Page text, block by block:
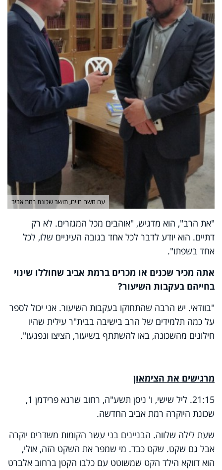
עם משה חיים, תושב שכונת רמת אביב
"את הרב", הוא מדגיש, "אוהבים מכל המגזרים. לא רק
דתיים. הוא יודע לדבר לכל אחד בגובה העיניים שלו, לכל
אחד בשפתו".
אתה מכיר שכנים או מכרים ברמת אביב שחוללו שינוי
בחייהם בעקבות השיעור?
"בוודאי. יש הרבה שהתחזקו בעקבות השיעור. אני יכול לספר
על כמה תלמידים של הרב בישיבה בבית"ר עילית שהיו
חילונים מהשכונה, באו להשתתף בשיעור, הציצו ונפגעו".
מרגישים את הצימאון
21:15. ליל שישי, ו' ניסן תשע"ה, רחוב שרגא פרידמן 1,
שכונת היוקרה רמת אביב החדשה.
שעת לילה שלווה. הבניינים בני עשר הקומות משדרים יוקרה
אבל גם שקט. שקט כבד. מי שמפר את השקט הזה, אולי,
הוא דווקא הילד הקט שמשוטט עם כלבו הקטן ברחוב אלברט